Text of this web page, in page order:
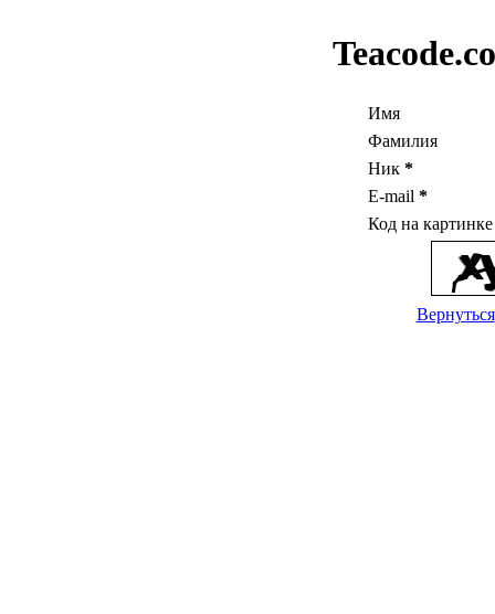
Имя
Фамилия
Ник *
E-mail *
Код на
Вернуться